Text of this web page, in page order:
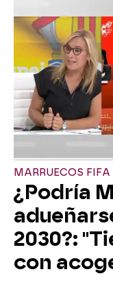
MARRUECOS FIFA
¿Podría
2030?:
con